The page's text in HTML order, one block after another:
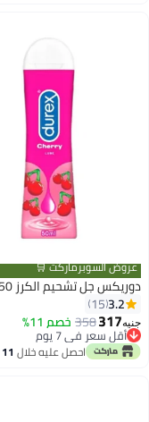
عروض السوبرماركت 🛒
دوريكس جل تشحيم الكرز 50 مل
3.2
15
جنيه317
358 خصم 11%
أقل سعر في 7 يوم
أقل سعر في 7 يوماحصل عليه خلال 11